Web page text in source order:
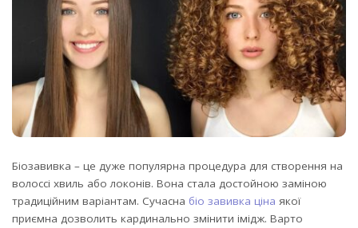
Біозавивка – це дуже популярна процедура для створення на
волоссі хвиль або локонів. Вона стала достойною заміною
традиційним варіантам. Сучасна біо завивка ціна якої
приємна дозволить кардинально змінити імідж. Варто